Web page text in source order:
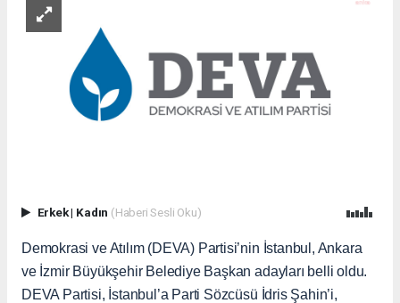
Erkek| Kadın (Haberi Sesli Oku)
Demokrasi ve Atılım (DEVA) Partisi’nin İstanbul, Ankara
ve İzmir Büyükşehir Belediye Başkan adayları belli oldu.
DEVA Partisi, İstanbul’a Parti Sözcüsü İdris Şahin’i,